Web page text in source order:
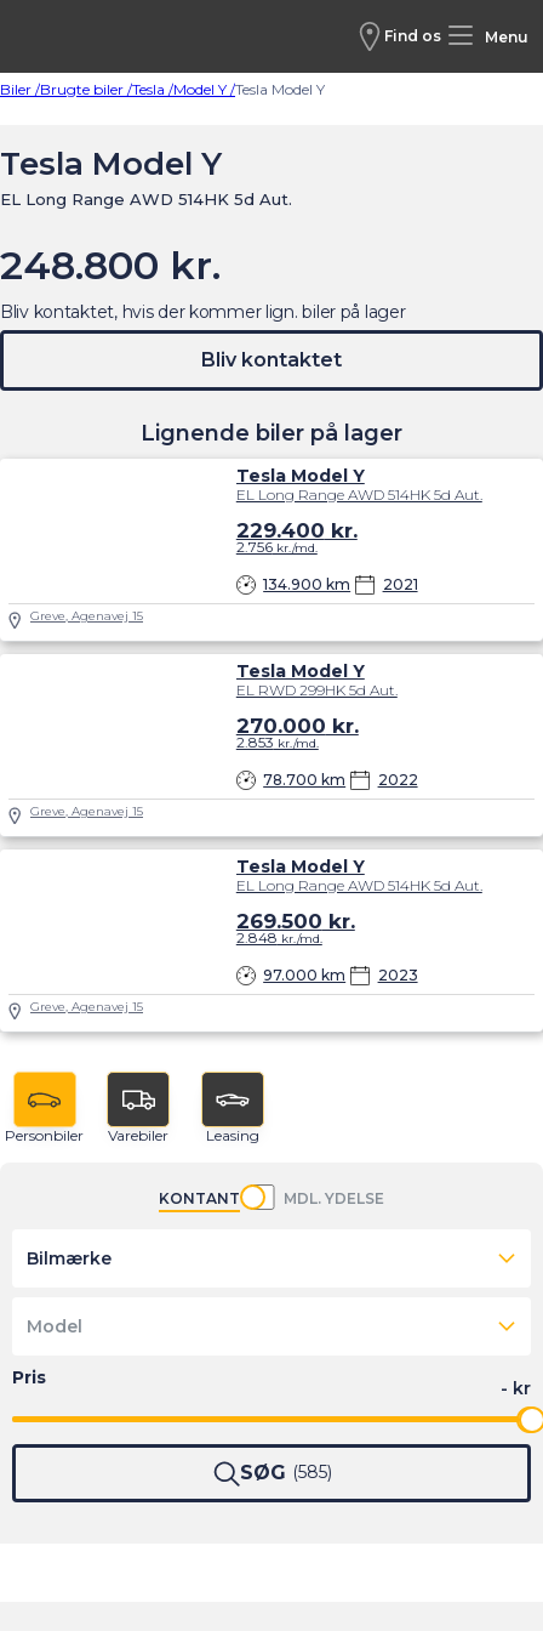
Find os Menu
Biler /Brugte biler /Tesla /Model Y /Tesla Model Y
Tesla Model Y
EL Long Range AWD 514HK 5d Aut.
248.800 kr.
Lignende biler på lager
Tesla Model Y
EL Long Range AWD 514HK 5d Aut.
134.900 km 2021
229.400 kr.
2.756kr./md.
Greve, Agenavej 15
Tesla Model Y
EL RWD 299HK 5d Aut.
78.700 km 2022
270.000 kr.
2.853 kr./md.
Greve, Agenavej 15
Tesla Model Y
EL Long Range AWD 514HK 5d Aut.
97.000 km 2023
269.500 kr.
2.848 kr./md.
Greve, Agenavej 15
Bliv kontaktet, hvis der kommer lign. biler på lager
Bliv kontaktet
Personbiler Varebiler Leasing
KONTANT MDL. YDELSE
Bilmærke
Model
SØG 585